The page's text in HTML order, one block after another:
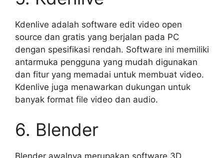
Kdenlive adalah software edit video open
source dan gratis yang berjalan pada PC
dengan spesifikasi rendah. Software ini memiliki
antarmuka pengguna yang mudah digunakan
dan fitur yang memadai untuk membuat video.
Kdenlive juga menawarkan dukungan untuk
banyak format file video dan audio.
6. Blender
Blender awalnya merupakan software 3D